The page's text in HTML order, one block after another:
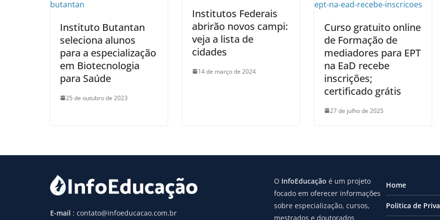
Instituto Butantan
seleciona alunos
para a especialização
em Biotecnologia
para Saúde
25 de outubro de 2023
Institutos Federais
abrirão novos campi:
veja a lista de
cidades
14 de março de 2024
Curso gratuito online
de Formação de
mediadores para EPT
na EaD recebe
inscrições;
certificado grátis
27 de julho de 2025
E-mail : contato@infoeducacao.com.br
O InfoEducação é um projeto
focado em oferecer informações
sobre especialização, cursos,
mestrados e doutorados
Home
Politica de